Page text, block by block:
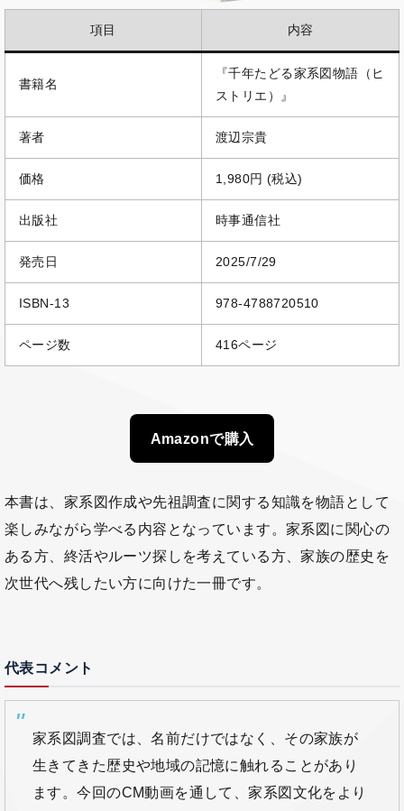
項目 内容
書籍名
『千年たどる家系図物語（ヒ
ストリエ）』
著者 渡辺宗貴
価格 1,980円 (税込)
出版社 時事通信社
発売日 2025/7/29
ISBN-13 978-4788720510
ページ数 416ページ
Amazonで購入
本書は、家系図作成や先祖調査に関する知識を物語として
楽しみながら学べる内容となっています。家系図に関心の
ある方、終活やルーツ探しを考えている方、家族の歴史を
次世代へ残したい方に向けた一冊です。
代表コメント
家系図調査では、名前だけではなく、その家族が
生きてきた歴史や地域の記憶に触れることがあり
ます。今回のCM動画を通して、家系図文化をより